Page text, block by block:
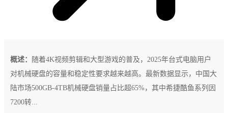
概述：
随着4K视频剪辑和大型游戏的普及，2025年台式电脑用户
对机械硬盘的容量和稳定性要求越来越高。最新数据显示，中国大
陆市场500GB-4TB机械硬盘销量占比超65%，其中希捷酷鱼系列因
7200转...